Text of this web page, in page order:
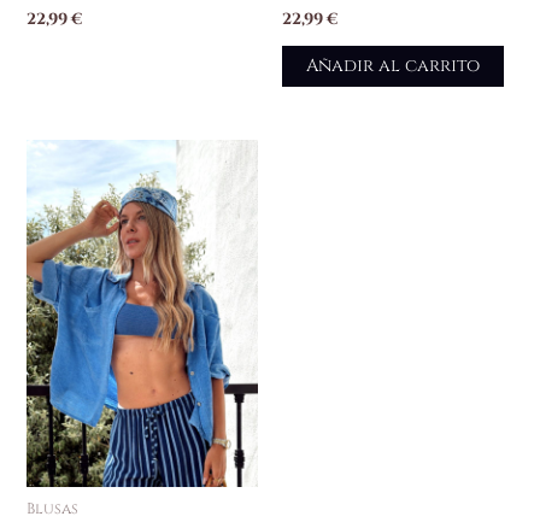
22,99€ 22,99€
Añadir al carrito
Blusas